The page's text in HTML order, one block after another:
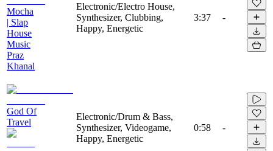
Mocha
| Slap
House
Music
Praz
Khanal
Electronic/Electro House,
Synthesizer, Clubbing,
Happy, Energetic
3:37 -
God Of
Travel
Electronic/Drum & Bass,
Synthesizer, Videogame,
Happy, Energetic
0:58 -